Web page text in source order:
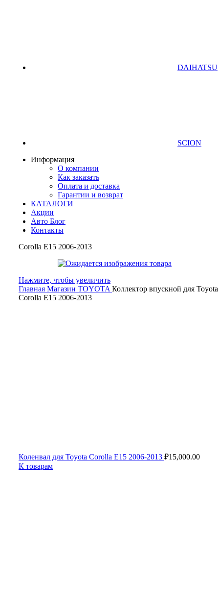
DAIHATSU
SCION
Информация
О компании
Как заказать
Оплата и доставка
Гарантии и возврат
КАТАЛОГИ
Акции
Авто Блог
Контакты
Corolla E15 2006-2013
Нажмите, чтобы увеличить
Главная Магазин TOYOTA Коллектор впускной для Toyota
Corolla E15 2006-2013
Коленвал для Toyota Corolla E15 2006-2013 ₽15,000.00
К товарам